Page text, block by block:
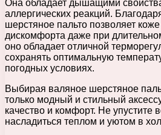
Она обладает дышащими
аллергических реакций.
шерстяное пальто позволяет
дискомфорта даже при
оно обладает отличной
сохранять оптимальную
погодных условиях.
Выбирая валяное шерстяное
только модный и стильный
качество и комфорт. Не упустите
насладиться теплом и уютом в